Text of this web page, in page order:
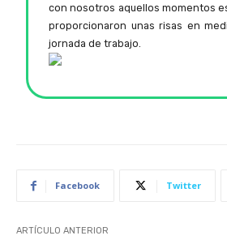
con nosotros aquellos momentos
proporcionaron unas risas en
jornada de trabajo.
Facebook Twitter
ARTÍCULO ANTERIOR